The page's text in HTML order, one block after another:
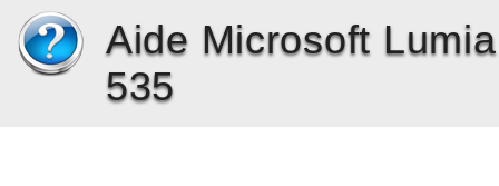
Aide Microsoft Lumia
535